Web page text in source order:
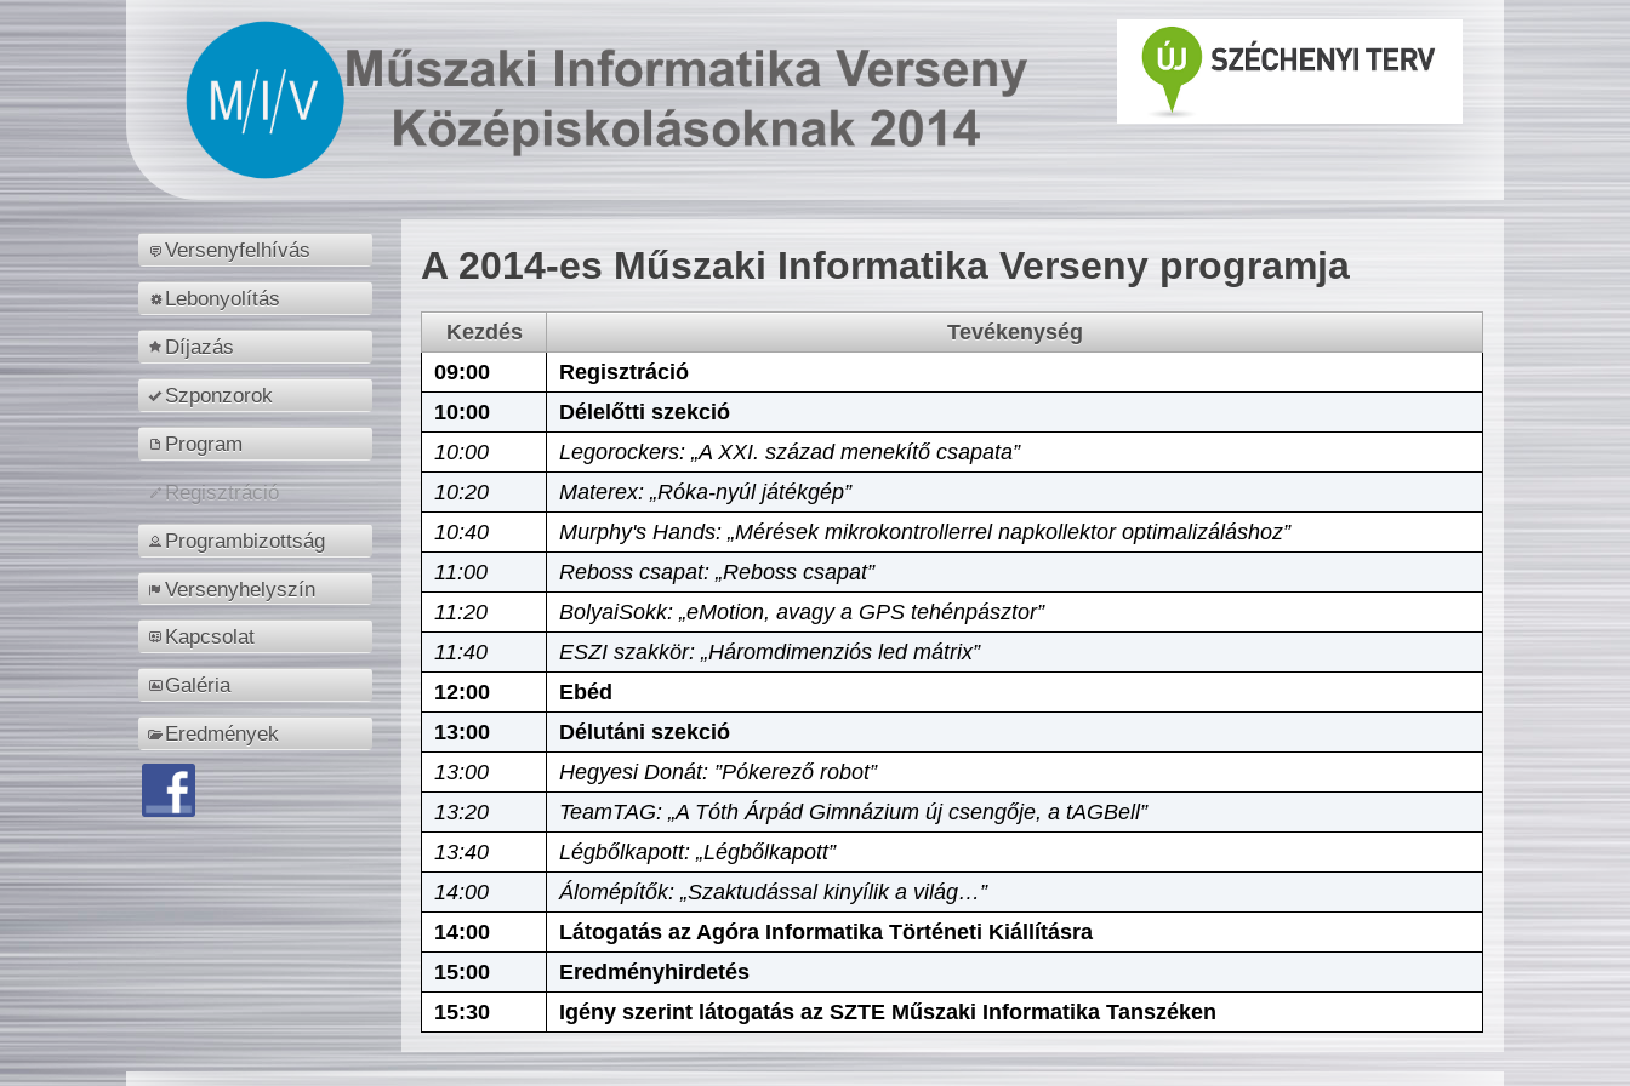
Versenyfelhívás
Lebonyolítás
Díjazás
Szponzorok
Program
Regisztráció
Programbizottság
Versenyhelyszín
Kapcsolat
Galéria
Eredmények
A 2014-es Műszaki Informatika Verseny programja
Kezdés
Tevékenység
09:00
Regisztráció
10:00
Délelőtti szekció
10:00
Legorockers: „A XXI. század menekítő csapata”
10:20
Materex: „Róka-nyúl játékgép”
10:40
Murphy's Hands: „Mérések mikrokontrollerrel napkollektor optimalizáláshoz”
11:00
Reboss csapat: „Reboss csapat”
11:20
BolyaiSokk: „eMotion, avagy a GPS tehénpásztor”
11:40
ESZI szakkör: „Háromdimenziós led mátrix”
12:00
Ebéd
13:00
Délutáni szekció
13:00
Hegyesi Donát: ”Pókerező robot”
13:20
TeamTAG: „A Tóth Árpád Gimnázium új csengője, a tAGBell”
13:40
Légbőlkapott: „Légbőlkapott”
14:00
Álomépítők: „Szaktudással kinyílik a világ…”
14:00
Látogatás az Agóra Informatika Történeti Kiállításra
15:00
Eredményhirdetés
15:30
Igény szerint látogatás az SZTE Műszaki Informatika Tanszéken